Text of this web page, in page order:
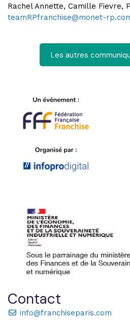
Rachel Annette, Camille Fievre,
teamRPfranchise@monet-
Les autres
Contact
info@franchiseparis.com